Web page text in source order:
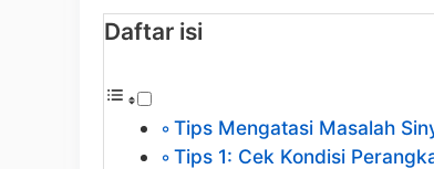
Daftar isi
Tips Mengatasi Masalah
Tips 1: Cek Kondisi